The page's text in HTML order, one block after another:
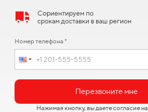
Сориентируем по
срокам доставки в ваш регион
Номер телефона *
Перезвоните мне
Нажимая кнопку, вы даете согласие на